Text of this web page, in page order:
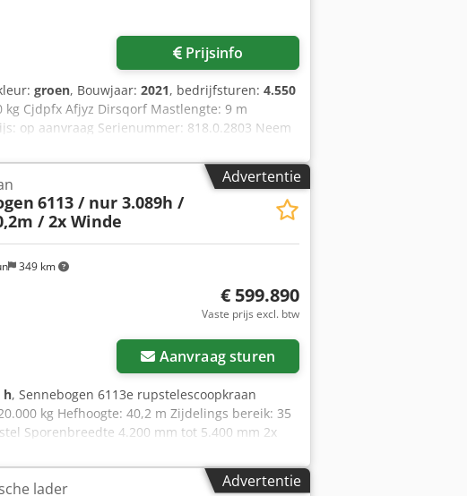
Prijsinfo
groen, Bouwjaar: 2021, bedrijfsturen: 4.550
Cjdpfx Afjyz Dirsqorf Mastlengte: 9 m
op aanvraag Serienummer: 818.0.2803 Neem
Advertentie
349 km
6113 / nur 3.089h /
/ 2x Winde
€ 599.890
Vaste prijs excl. btw
Aanvraag sturen
h, Sennebogen 6113e rupstelescoopkraan
kg Hefhoogte: 40,2 m Zijdelings bereik: 35
Sporenbreedte 4.200 mm tot 5.400 mm 2x
voor montage Radio Credpjzmct
cabine tot 20° Achteruit- en
Centrale smering Motor: [168 kW/228 pk]
Advertentie
lader